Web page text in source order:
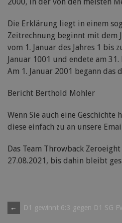
Die Erklärung liegt in einem
Zeitrechnung beginnt mit dem
vom 1. Januar des Jahres 1 bis
Januar 1001 und endete am
Am 1. Januar 2001 begann das
Bericht Berthold Mohler
Wenn Sie auch eine
diese einfach zu an unsere
Das Team Throwback
27.08.2021, bis dahin bleibt
Post
← D1 gewinnt 6:3 gegen D1 SG